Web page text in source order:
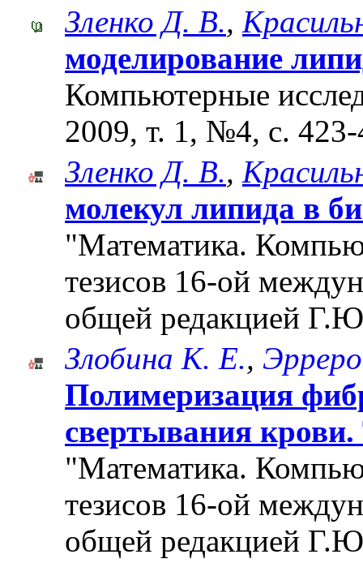
Зленко Д. В.,
моделирование
Компьютерные
2009, т. 1, №4, с.
Зленко Д. В.,
молекул липида в
"Математика.
тезисов 16-ой
общей редакцией
Злобина К. Е.,
Полимеризация
свертывания крови.
"Математика.
тезисов 16-ой
общей редакцией